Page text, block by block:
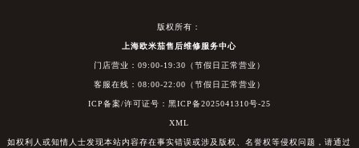
版权所有：
上海欧米茄售后维修服务中心
门店营业：09:00-19:30（节假日正常营业）
客服在线：08:00-22:00（节假日正常营业）
ICP备案/许可证号：黑ICP备2025041310号-25
XML
如权利人或知情人士发现本站内容存在事实错误或涉及版权、名誉权等侵权问题，请通过